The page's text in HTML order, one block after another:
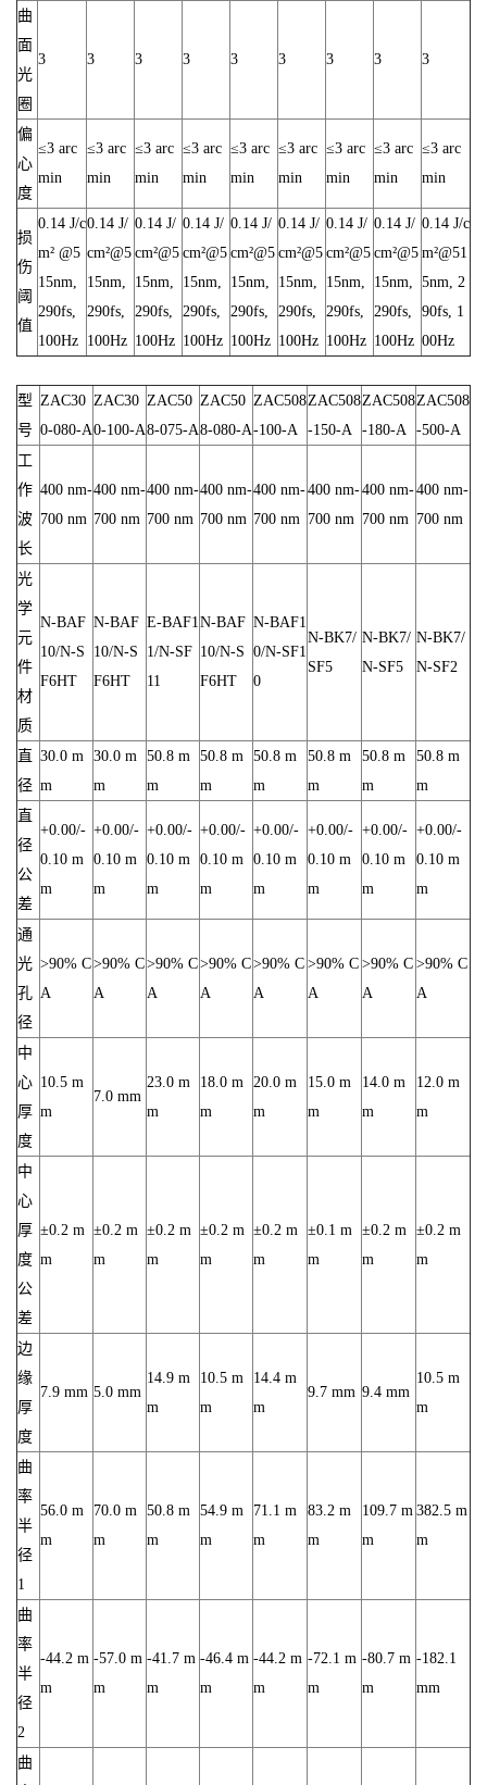
曲
面
光
圈
3 3 3 3 3 3 3 3 3
偏
心
度
≤3 arc
min
≤3 arc
min
≤3 arc
min
≤3 arc
min
≤3 arc
min
≤3 arc
min
≤3 arc
min
≤3 arc
min
≤3 arc
min
损
伤
阈
值
0.14 J/c
m² @5
15nm,
290fs,
100Hz
0.14 J/
cm²@5
15nm,
290fs,
100Hz
0.14 J/
cm²@5
15nm,
290fs,
100Hz
0.14 J/
cm²@5
15nm,
290fs,
100Hz
0.14 J/
cm²@5
15nm,
290fs,
100Hz
0.14 J/
cm²@5
15nm,
290fs,
100Hz
0.14 J/
cm²@5
15nm,
290fs,
100Hz
0.14 J/
cm²@5
15nm,
290fs,
100Hz
0.14 J/c
m²@51
5nm, 2
90fs, 1
00Hz
型
号
ZAC30
0-080-A
ZAC30
0-100-A
ZAC50
8-075-A
ZAC50
8-080-A
ZAC508
-100-A
ZAC508
-150-A
ZAC508
-180-A
ZAC508
-500-A
工
作
波
长
400 nm-
700 nm
400 nm-
700 nm
400 nm-
700 nm
400 nm-
700 nm
400 nm-
700 nm
400 nm-
700 nm
400 nm-
700 nm
400 nm-
700 nm
光
学
元
件
材
质
N-BAF
10/N-S
F6HT
N-BAF
10/N-S
F6HT
E-BAF1
1/N-SF
11
N-BAF
10/N-S
F6HT
N-BAF1
0/N-SF1
0
N-BK7/
SF5
N-BK7/
N-SF5
N-BK7/
N-SF2
直
径
30.0 m
m
30.0 m
m
50.8 m
m
50.8 m
m
50.8 m
m
50.8 m
m
50.8 m
m
50.8 m
m
直
径
公
差
+0.00/-
0.10 m
m
+0.00/-
0.10 m
m
+0.00/-
0.10 m
m
+0.00/-
0.10 m
m
+0.00/-
0.10 m
m
+0.00/-
0.10 m
m
+0.00/-
0.10 m
m
+0.00/-
0.10 m
m
通
光
孔
径
>90% C
A
>90% C
A
>90% C
A
>90% C
A
>90% C
A
>90% C
A
>90% C
A
>90% C
A
中
心
厚
度
10.5 m
m
7.0 mm
23.0 m
m
18.0 m
m
20.0 m
m
15.0 m
m
14.0 m
m
12.0 m
m
中
心
厚
度
公
差
±0.2 m
m
±0.2 m
m
±0.2 m
m
±0.2 m
m
±0.2 m
m
±0.1 m
m
±0.2 m
m
±0.2 m
m
边
缘
厚
度
7.9 mm 5.0 mm
14.9 m
m
10.5 m
m
14.4 m
m
9.7 mm 9.4 mm
10.5 m
m
曲
率
半
径
1
56.0 m
m
70.0 m
m
50.8 m
m
54.9 m
m
71.1 m
m
83.2 m
m
109.7 m
m
382.5 m
m
曲
率
半
径
2
-44.2 m
m
-57.0 m
m
-41.7 m
m
-46.4 m
m
-44.2 m
m
-72.1 m
m
-80.7 m
m
-182.1
mm
曲